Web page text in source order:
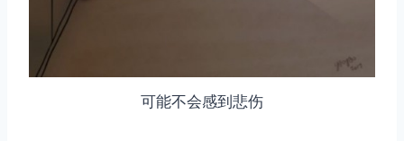
可能不会感到悲伤